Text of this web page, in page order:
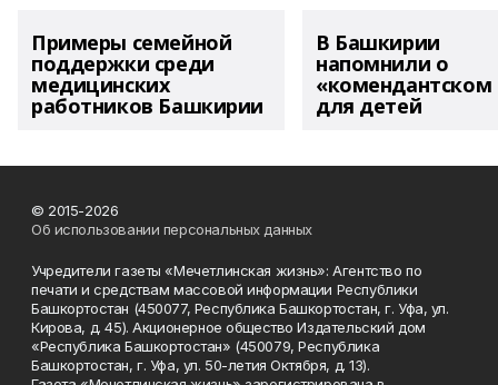
Примеры семейной
поддержки среди
медицинских
работников Башкирии
В Башкирии
напомнили о
«комендантском
для детей
© 2015-2026
Об использовании персональных данных
Учредители газеты «Мечетлинская жизнь»: Агентство по
печати и средствам массовой информации Республики
Башкортостан (450077, Республика Башкортостан, г. Уфа, ул.
Кирова, д. 45). Акционерное общество Издательский дом
«Республика Башкортостан» (450079, Республика
Башкортостан, г. Уфа, ул. 50-летия Октября, д. 13).